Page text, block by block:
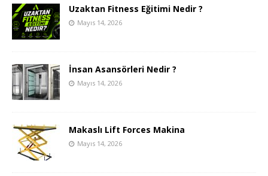
Uzaktan Fitness Eğitimi Nedir ?
Mayıs 14, 2026
İnsan Asansörleri Nedir ?
Mayıs 14, 2026
Makaslı Lift Forces Makina
Mayıs 14, 2026